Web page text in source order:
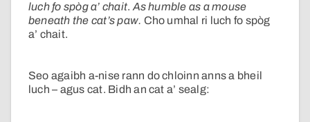
luch fo spòg a’ chait.As humble as a mouse
beneath the cat’s paw. Cho umhal ri luch fo spòg
a’ chait.
Seo agaibh a-nise rann do chloinn anns a bheil
luch – agus cat. Bidh an cat a’ sealg: